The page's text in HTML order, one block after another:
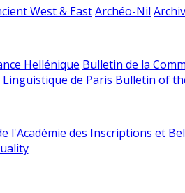
West & EastArchéo-Nil
Hellénique Bulletin de la
de Paris Bulletin of
l'Académie des Inscriptions et